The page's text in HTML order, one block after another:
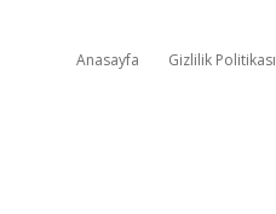
Anasayfa Gizlilik Politikası